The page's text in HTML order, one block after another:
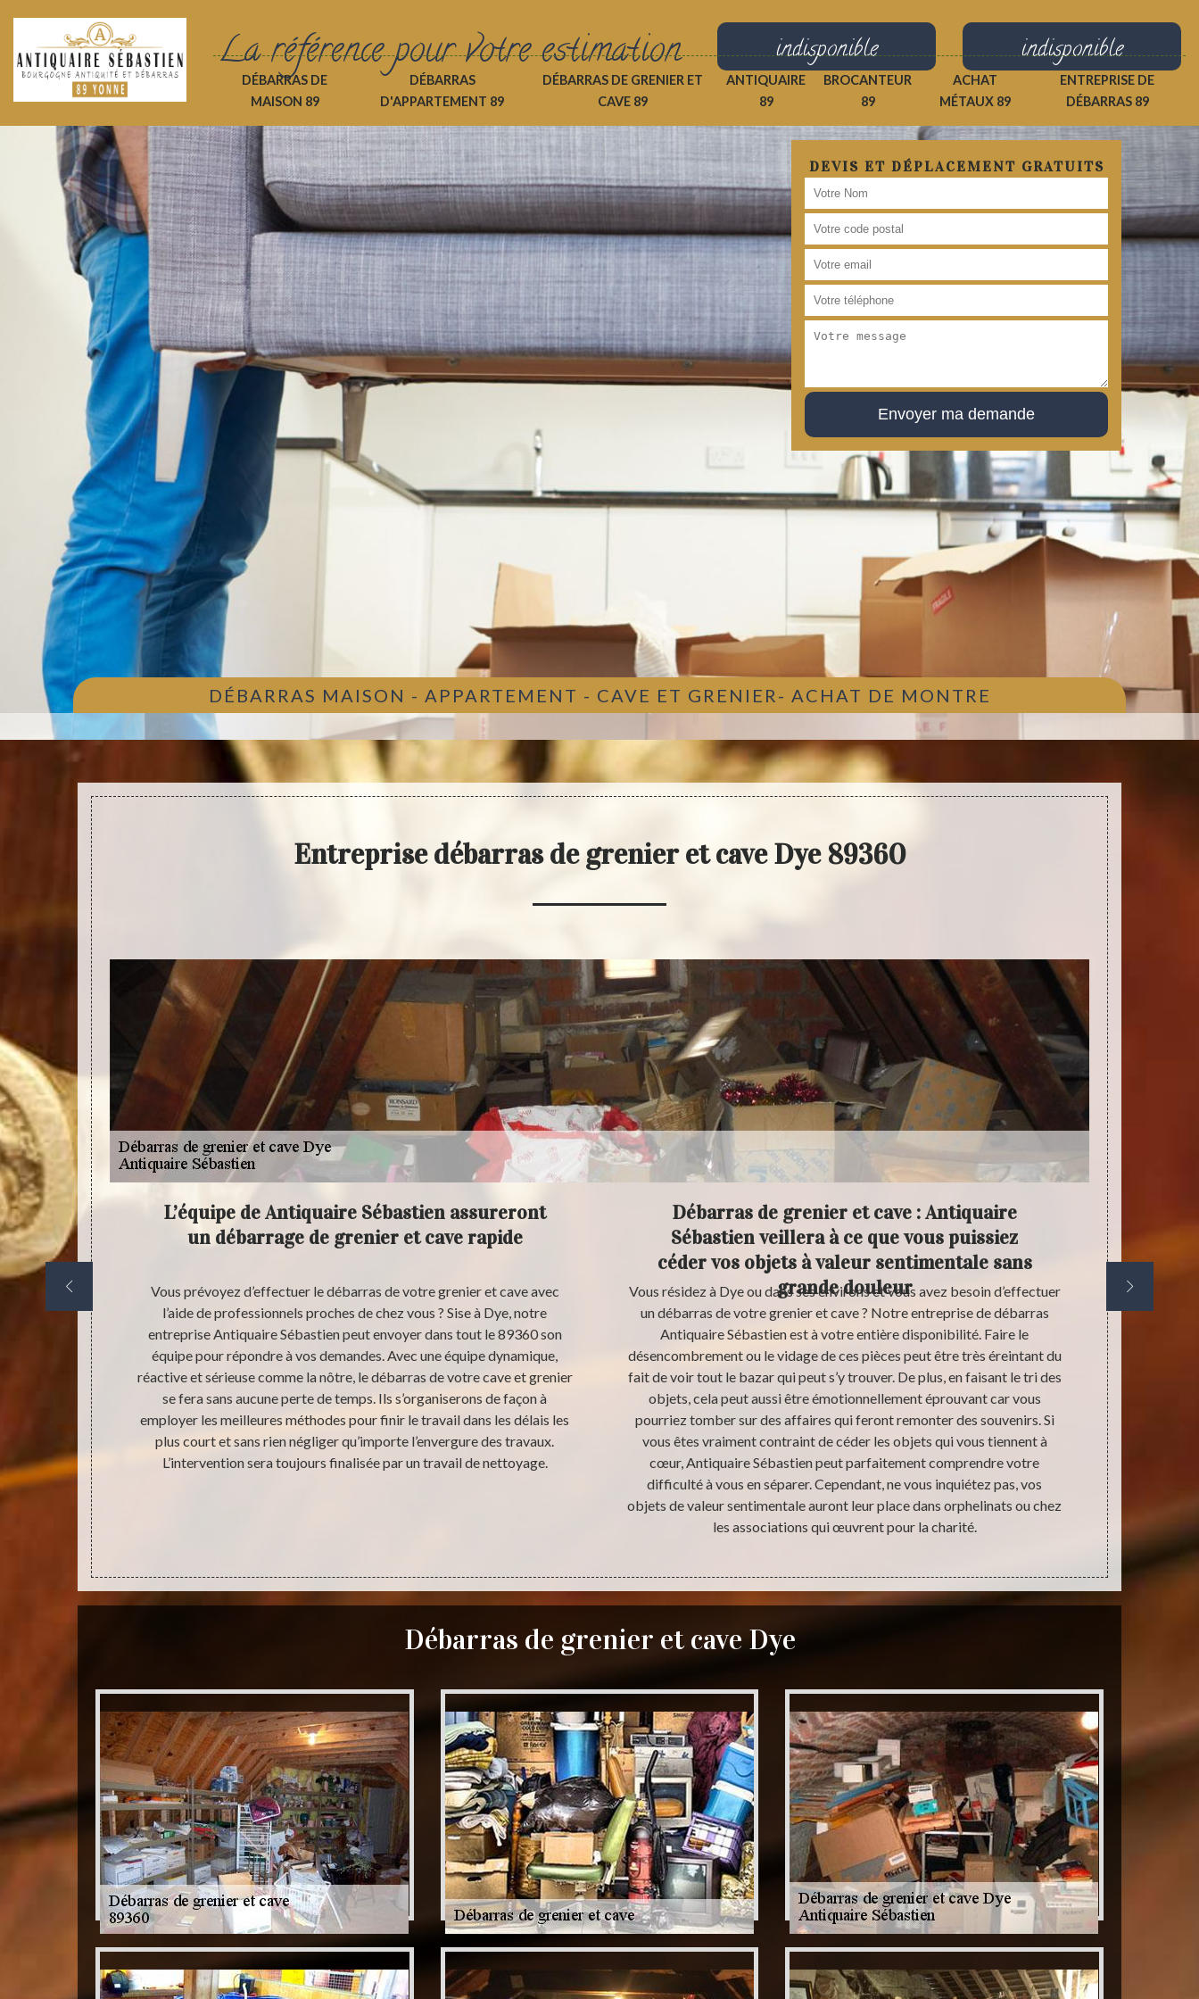
La référence pour votre estimation indisponible indisponible
DÉBARRAS DE
MAISON 89
DÉBARRAS
D'APPARTEMENT 89
DÉBARRAS DE GRENIER ET
CAVE 89
ANTIQUAIRE
89
BROCANTEUR
89
ACHAT
MÉTAUX 89
ENTREPRISE DE
DÉBARRAS 89
DEVIS ET DÉPLACEMENT GRATUITS
DÉBARRAS MAISON - APPARTEMENT - CAVE ET GRENIER- ACHAT DE MONTRE
Entreprise débarras de grenier et cave Dye 89360
?
aussi de
L’équipe de Antiquaire Sébastien assureront
un débarrage de grenier et cave rapide
Vous prévoyez d’effectuer le débarras de votre grenier et cave avec
l’aide de professionnels proches de chez vous ? Sise à Dye, notre
entreprise Antiquaire Sébastien peut envoyer dans tout le 89360 son
équipe pour répondre à vos demandes. Avec une équipe dynamique,
réactive et sérieuse comme la nôtre, le débarras de votre cave et grenier
se fera sans aucune perte de temps. Ils s’organiserons de façon à
employer les meilleures méthodes pour finir le travail dans les délais les
plus court et sans rien négliger qu’importe l’envergure des travaux.
L’intervention sera toujours finalisée par un travail de nettoyage.
Débarras de grenier et cave : Antiquaire
Sébastien veillera à ce que vous puissiez
céder vos objets à valeur sentimentale sans
grande douleur
Vous résidez à Dye ou dans ses environs et vous avez besoin d’effectuer
un débarras de votre grenier et cave ? Notre entreprise de débarras
Antiquaire Sébastien est à votre entière disponibilité. Faire le
désencombrement ou le vidage de ces pièces peut être très éreintant du
fait de voir tout le bazar qui peut s’y trouver. De plus, en faisant le tri des
objets, cela peut aussi être émotionnellement éprouvant car vous
pourriez tomber sur des affaires qui feront remonter des souvenirs. Si
vous êtes vraiment contraint de céder les objets qui vous tiennent à
cœur, Antiquaire Sébastien peut parfaitement comprendre votre
difficulté à vous en séparer. Cependant, ne vous inquiétez pas, vos
objets de valeur sentimentale auront leur place dans orphelinats ou chez
les associations qui œuvrent pour la charité.
Pour que
pour le
Débarras de grenier et cave Dye